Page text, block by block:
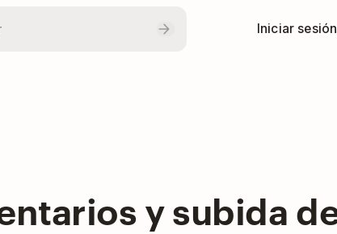
Iniciar sesión
y subida